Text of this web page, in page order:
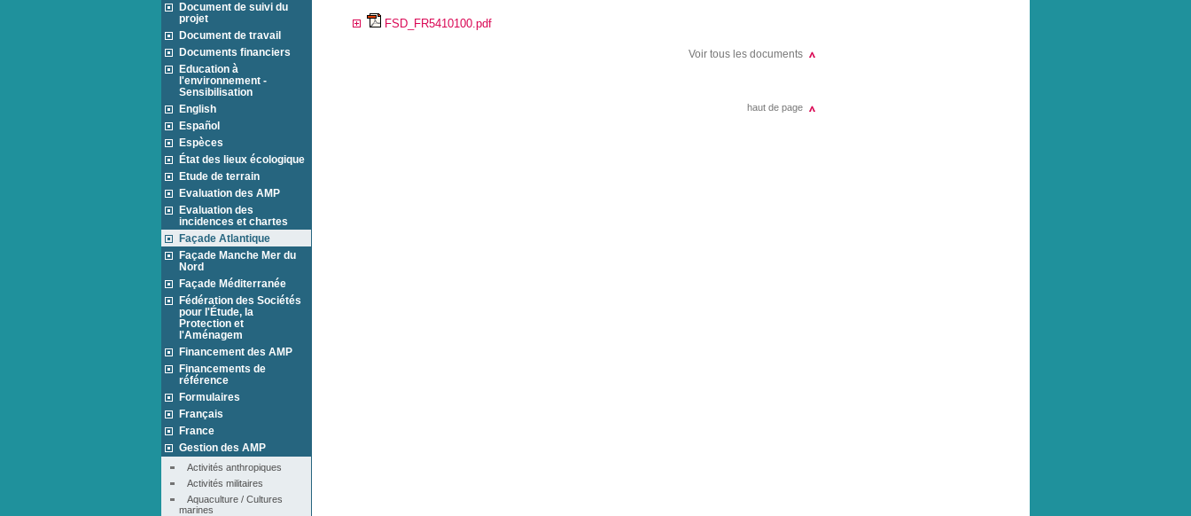
Document de suivi du
projet
Document de travail
Documents financiers
Education à
l'environnement -
Sensibilisation
English
Español
Espèces
État des lieux écologique
Etude de terrain
Evaluation des AMP
Evaluation des
incidences et chartes
Façade Atlantique
Façade Manche Mer du
Nord
Façade Méditerranée
Fédération des Sociétés
pour l'Étude, la
Protection et
l'Aménagem
Financement des AMP
Financements de
référence
Formulaires
Français
France
Gestion des AMP
Activités anthropiques
Activités militaires
Aquaculture / Cultures
marines
FSD_FR5410100.pdf
Voir tous les documents
haut de page